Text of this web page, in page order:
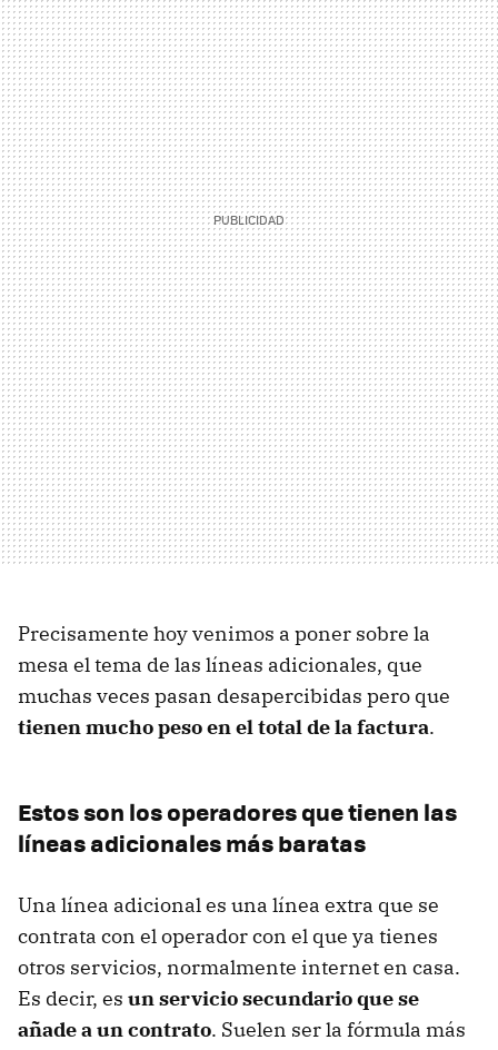
Precisamente hoy venimos a poner sobre la
mesa el tema de las líneas adicionales, que
muchas veces pasan desapercibidas pero que
tienen mucho peso en el total de la factura.
Estos son los operadores que tienen las
líneas adicionales más baratas
Una línea adicional es una línea extra que se
contrata con el operador con el que ya tienes
otros servicios, normalmente internet en casa.
Es decir, es un servicio secundario que se
añade a un contrato. Suelen ser la fórmula más